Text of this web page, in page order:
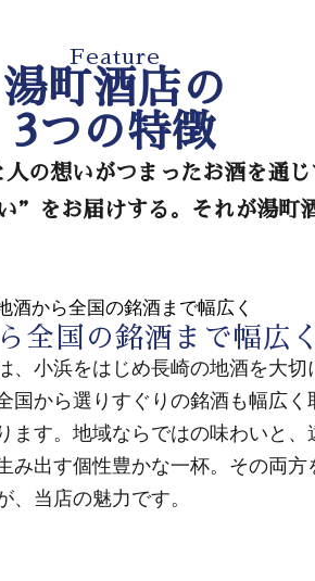
Feature
湯町酒店の
3つの特徴
の想いがつまったお酒を通じ
”をお届けする。それが湯町
全国の銘酒まで幅広く
、小浜をはじめ長崎の地酒を大切
国から選りすぐりの銘酒も幅広く
ます。地域ならではの味わいと、
み出す個性豊かな一杯。その両方
、当店の魅力です。